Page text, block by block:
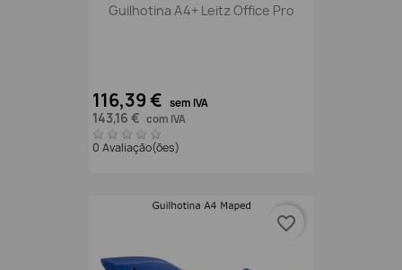
Guilhotina A4+ Leitz Office Pro
116,39 € sem IVA
143,16 € com IVA
0 Avaliação(ões)
favorite_border